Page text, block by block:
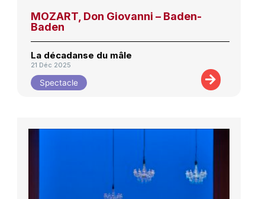
MOZART, Don Giovanni – Baden-
Baden
La décadanse du mâle
21 Déc 2025
Spectacle